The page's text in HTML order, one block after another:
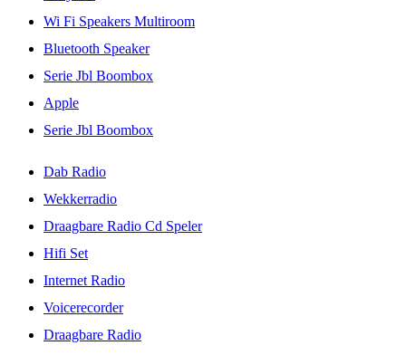
Wi Fi Speakers Multiroom
Bluetooth Speaker
Serie Jbl Boombox
Apple
Serie Jbl Boombox
Dab Radio
Wekkerradio
Draagbare Radio Cd Speler
Hifi Set
Internet Radio
Voicerecorder
Draagbare Radio